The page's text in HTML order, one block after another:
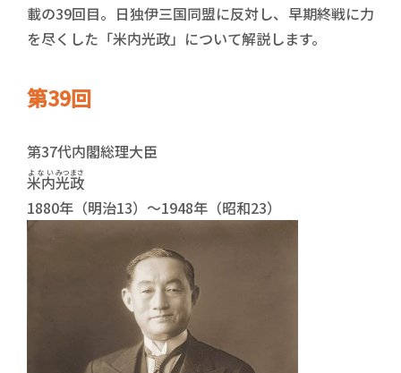
載の39回目。日独伊三国同盟に反対し、早期終戦に力
を尽くした「米内光政」について解説します。
第39回
第37代内閣総理大臣
米内
よない光政
みつまさ
1880年（明治13）～1948年（昭和23）